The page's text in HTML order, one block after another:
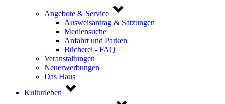
Angebote & Service
Ausweisantrag & Satzungen
Mediensuche
Anfahrt und Parken
Bücherei - FAQ
Veranstaltungen
Neuerwerbungen
Das Haus
Kulturleben